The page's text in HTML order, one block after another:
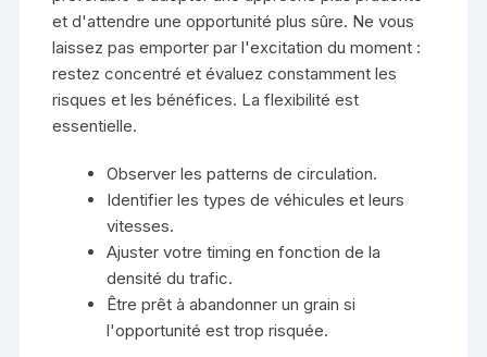
et d'attendre une opportunité plus sûre. Ne vous
laissez pas emporter par l'excitation du moment :
restez concentré et évaluez constamment les
risques et les bénéfices. La flexibilité est
essentielle.
Observer les patterns de circulation.
Identifier les types de véhicules et leurs
vitesses.
Ajuster votre timing en fonction de la
densité du trafic.
Être prêt à abandonner un grain si
l'opportunité est trop risquée.